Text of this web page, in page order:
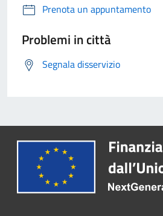
Prenota un appuntamento
Problemi in città
Segnala disservizio